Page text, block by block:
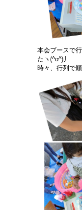
本会ブースで
たヽ(^o^)丿
時々、行列で